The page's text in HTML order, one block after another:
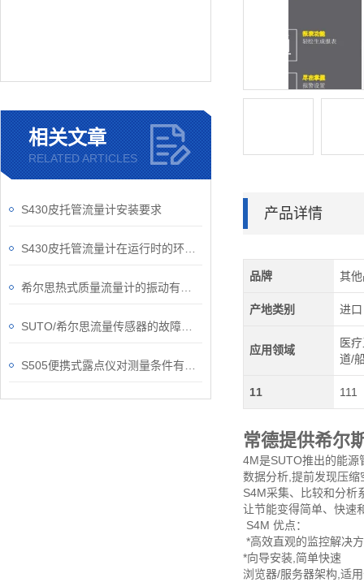
相关文章
RELATED ARTICLES
S430皮托管流量计安装要求 产品详情
品牌 其
产地类别 进口
应用领域
医
道/
11 111
常德提供希尔
4M是SUTO推出的能源
数据分析,提前发现压
S4M采集、比较和分析
让节能变得简单、快速
S4M 优点：
*高效直观的监控解决
*向导安装,简单快速
浏览器/服务器架构,适